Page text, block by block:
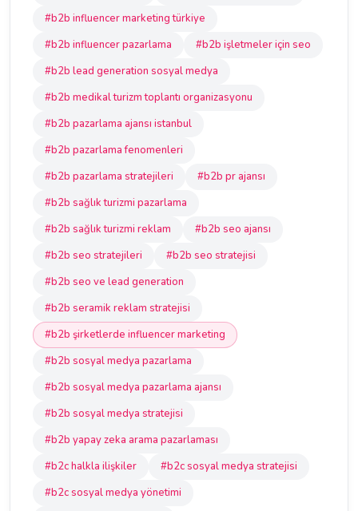
#b2b influencer marketing türkiye
#b2b influencer pazarlama
#b2b işletmeler için seo
#b2b lead generation sosyal medya
#b2b medikal turizm toplantı organizasyonu
#b2b pazarlama ajansı istanbul
#b2b pazarlama fenomenleri
#b2b pazarlama stratejileri
#b2b pr ajansı
#b2b sağlık turizmi pazarlama
#b2b sağlık turizmi reklam
#b2b seo ajansı
#b2b seo stratejileri
#b2b seo stratejisi
#b2b seo ve lead generation
#b2b seramik reklam stratejisi
#b2b şirketlerde influencer marketing
#b2b sosyal medya pazarlama
#b2b sosyal medya pazarlama ajansı
#b2b sosyal medya stratejisi
#b2b yapay zeka arama pazarlaması
#b2c halkla ilişkiler
#b2c sosyal medya stratejisi
#b2c sosyal medya yönetimi